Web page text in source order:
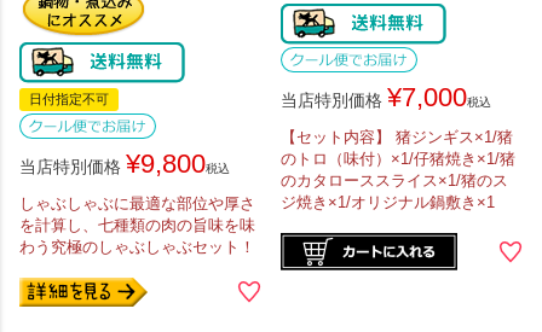
日付指定不可
当店特別価格 ¥9,800税込
しゃぶしゃぶに最適な部位や厚さ
を計算し、七種類の肉の旨味を味
わう究極のしゃぶしゃぶセット！
当店特別価格 ¥7,000税込
【セット内容】 猪ジンギス×1/猪
のトロ（味付）×1/仔猪焼き×1/猪
のカタローススライス×1/猪のス
ジ焼き×1/オリジナル鍋敷き×1